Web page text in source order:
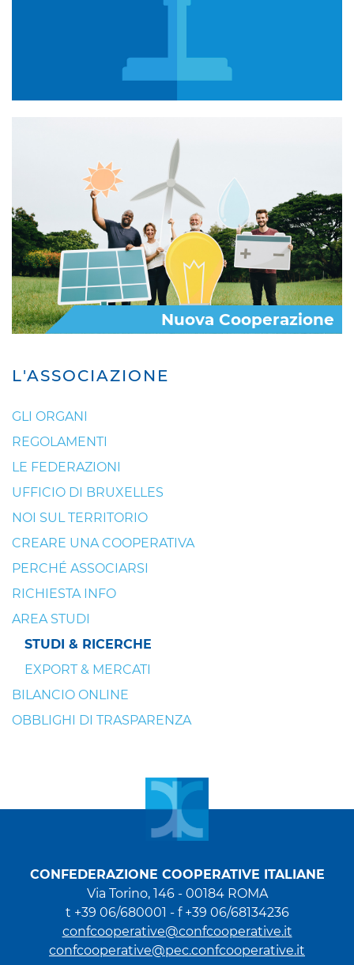
L'ASSOCIAZIONE
GLI ORGANI
REGOLAMENTI
LE FEDERAZIONI
UFFICIO DI BRUXELLES
NOI SUL TERRITORIO
CREARE UNA COOPERATIVA
PERCHÉ ASSOCIARSI
RICHIESTA INFO
AREA STUDI
STUDI & RICERCHE
EXPORT & MERCATI
BILANCIO ONLINE
OBBLIGHI DI TRASPARENZA
Nuova Cooperazione
CONFEDERAZIONE COOPERATIVE ITALIANE
Via Torino, 146 - 00184 ROMA
t +39 06/680001 - f +39 06/68134236
confcooperative@confcooperative.it
confcooperative@pec.confcooperative.it